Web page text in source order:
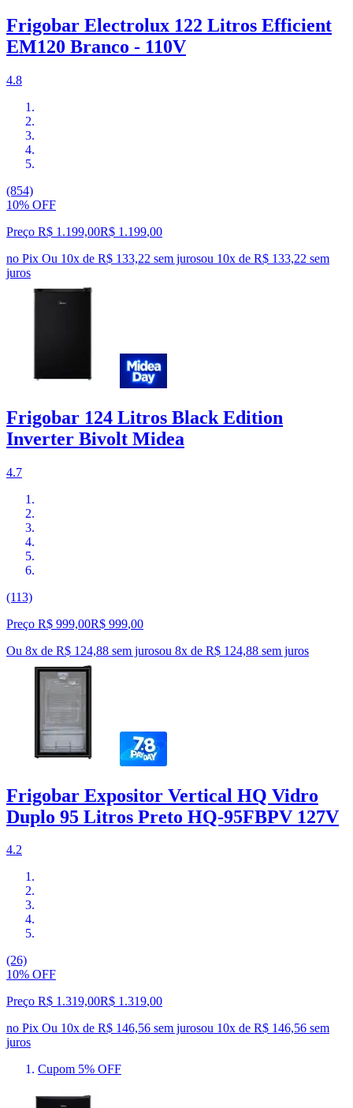
Frigobar Electrolux 122 Litros Efficient
EM120 Branco - 110V
4.8
(854)
10% OFF
Preço R$ 1.199,00R$ 1.199,00
no Pix Ou 10x de R$ 133,22 sem jurosou 10x de R$ 133,22 sem
juros
Frigobar 124 Litros Black Edition
Inverter Bivolt Midea
4.7
(113)
Preço R$ 999,00R$ 999,00
Ou 8x de R$ 124,88 sem jurosou 8x de R$ 124,88 sem juros
Frigobar Expositor Vertical HQ Vidro
Duplo 95 Litros Preto HQ-95FBPV 127V
4.2
(26)
10% OFF
Preço R$ 1.319,00R$ 1.319,00
no Pix Ou 10x de R$ 146,56 sem jurosou 10x de R$ 146,56 sem
juros
Cupom 5% OFF